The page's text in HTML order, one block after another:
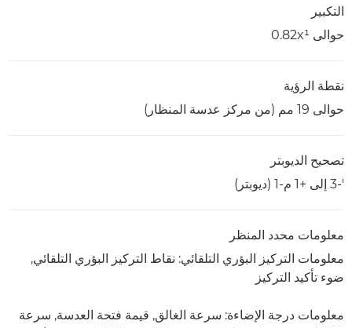
التكبير
حوالى 0.82x¹
نقطة الرؤية
حوالى 19 مم (من مركز عدسة المنظار‏)
تصحيح الديوبتر
'-3 إلى +1 م-1 (ديوبتر)
معلومات محدد المنظر
معلومات التركيز البؤري التلقائي: نقاط التركيز البؤري التلقائي,
ضوء تأكيد التركيز
معلومات درجة الإضاءة: سرعة الغالق, قيمة فتحة العدسة, سرعة